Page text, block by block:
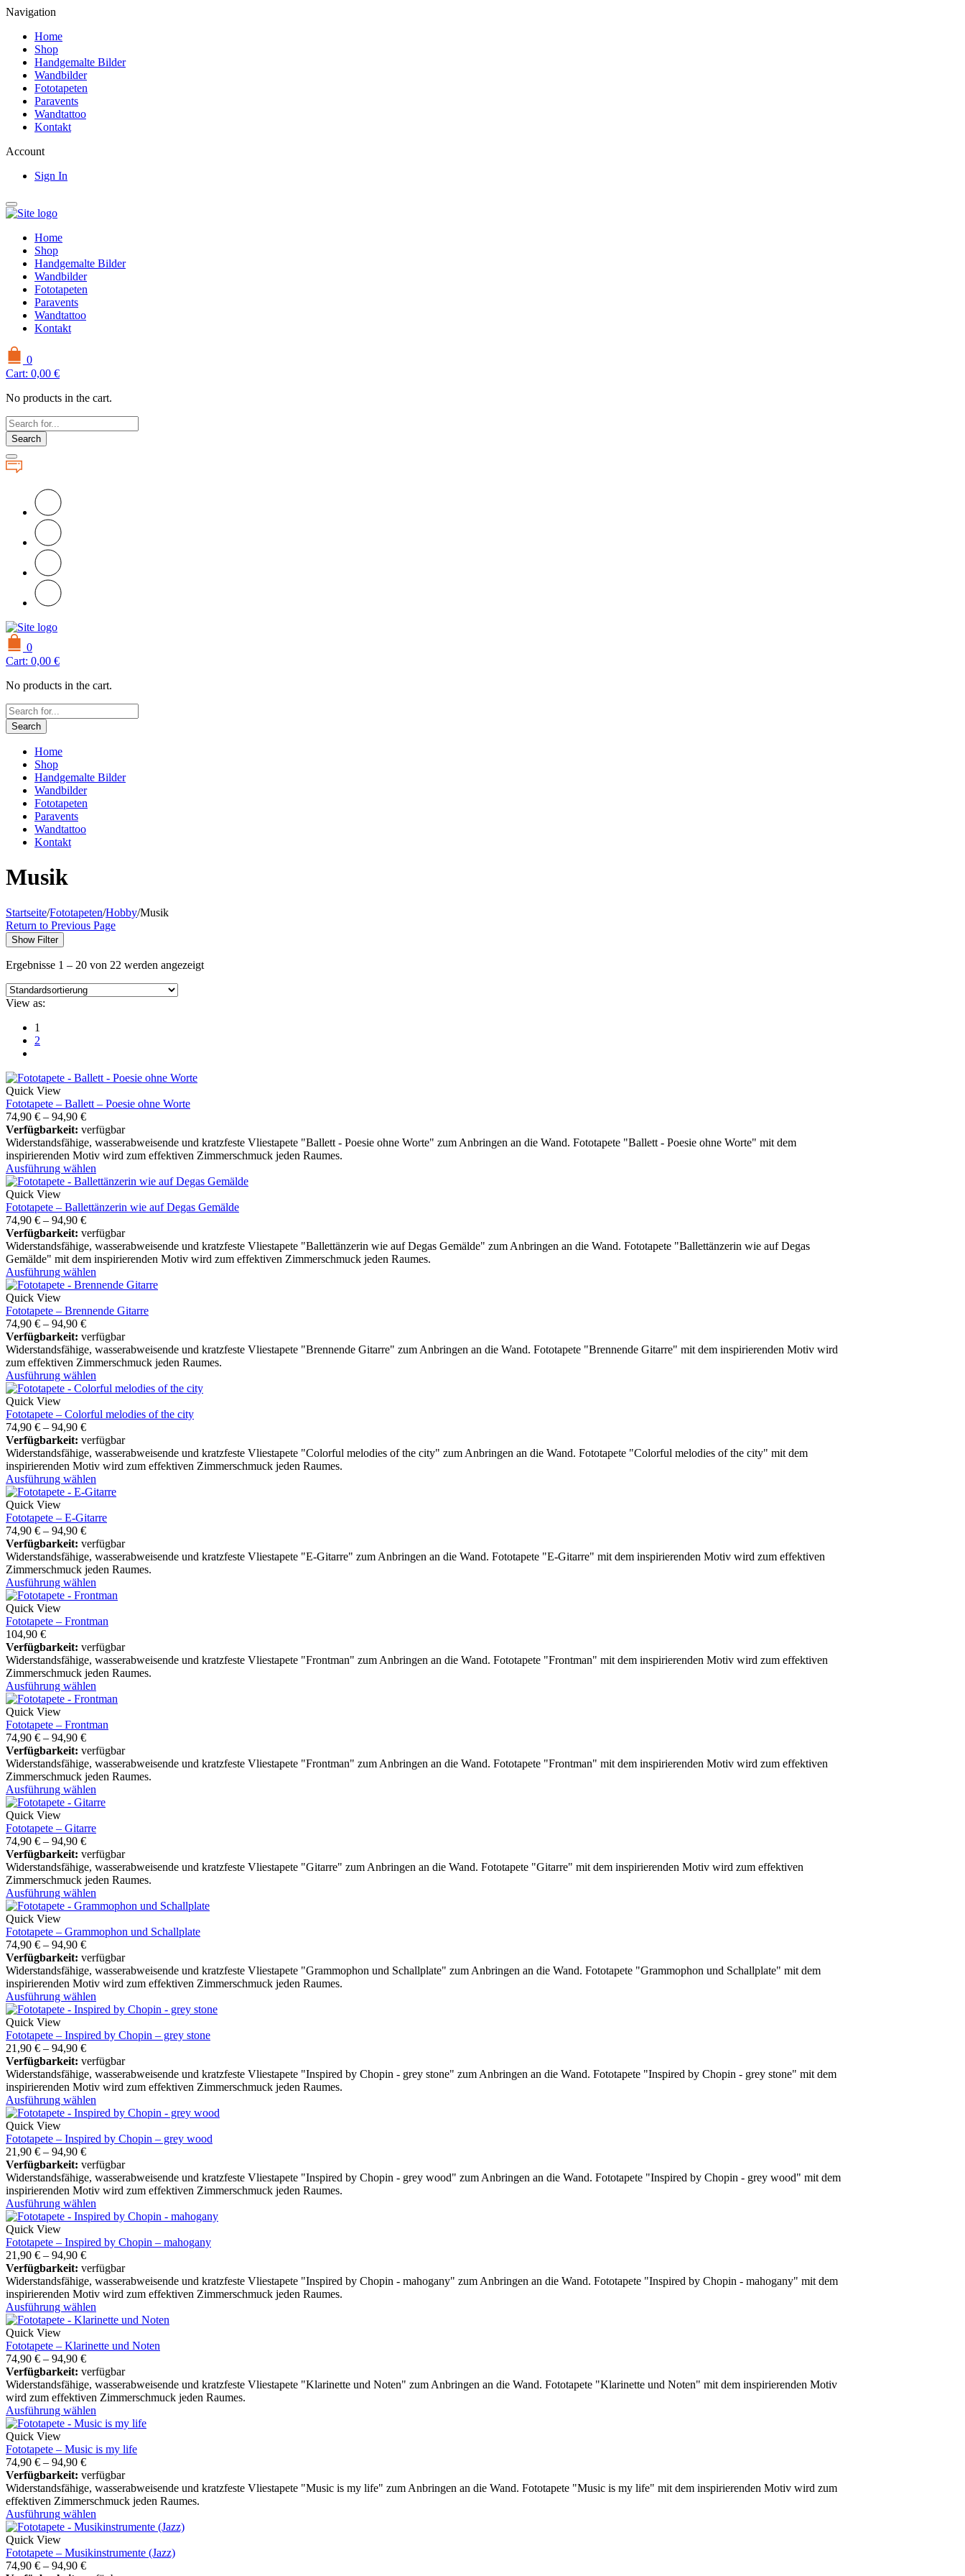
Navigation
Home
Shop
Handgemalte Bilder
Wandbilder
Fototapeten
Paravents
Wandtattoo
Kontakt
Account
Sign In
Home
Shop
Handgemalte Bilder
Wandbilder
Fototapeten
Paravents
Wandtattoo
Kontakt
0
Cart: 0,00 €
No products in the cart.
Search
0
Cart: 0,00 €
No products in the cart.
Search
Home
Shop
Handgemalte Bilder
Wandbilder
Fototapeten
Paravents
Wandtattoo
Kontakt
Musik
Startseite/Fototapeten/Hobby/Musik
Return to Previous Page
Show Filter
Ergebnisse 1 – 20 von 22 werden angezeigt
View as:
1
2
Quick View
Fototapete – Ballett – Poesie ohne Worte
74,90 € – 94,90 €
Verfügbarkeit: verfügbar
Widerstandsfähige, wasserabweisende und kratzfeste Vliestapete "Ballett - Poesie ohne Worte" zum Anbringen an die Wand. Fototapete "Ballett - Poesie ohne Worte" mit dem
inspirierenden Motiv wird zum effektiven Zimmerschmuck jeden Raumes.
Ausführung wählen
Quick View
Fototapete – Ballettänzerin wie auf Degas Gemälde
74,90 € – 94,90 €
Verfügbarkeit: verfügbar
Widerstandsfähige, wasserabweisende und kratzfeste Vliestapete "Ballettänzerin wie auf Degas Gemälde" zum Anbringen an die Wand. Fototapete "Ballettänzerin wie auf Degas
Gemälde" mit dem inspirierenden Motiv wird zum effektiven Zimmerschmuck jeden Raumes.
Ausführung wählen
Quick View
Fototapete – Brennende Gitarre
74,90 € – 94,90 €
Verfügbarkeit: verfügbar
Widerstandsfähige, wasserabweisende und kratzfeste Vliestapete "Brennende Gitarre" zum Anbringen an die Wand. Fototapete "Brennende Gitarre" mit dem inspirierenden Motiv wird
zum effektiven Zimmerschmuck jeden Raumes.
Ausführung wählen
Quick View
Fototapete – Colorful melodies of the city
74,90 € – 94,90 €
Verfügbarkeit: verfügbar
Widerstandsfähige, wasserabweisende und kratzfeste Vliestapete "Colorful melodies of the city" zum Anbringen an die Wand. Fototapete "Colorful melodies of the city" mit dem
inspirierenden Motiv wird zum effektiven Zimmerschmuck jeden Raumes.
Ausführung wählen
Quick View
Fototapete – E-Gitarre
74,90 € – 94,90 €
Verfügbarkeit: verfügbar
Widerstandsfähige, wasserabweisende und kratzfeste Vliestapete "E-Gitarre" zum Anbringen an die Wand. Fototapete "E-Gitarre" mit dem inspirierenden Motiv wird zum effektiven
Zimmerschmuck jeden Raumes.
Ausführung wählen
Quick View
Fototapete – Frontman
104,90 €
Verfügbarkeit: verfügbar
Widerstandsfähige, wasserabweisende und kratzfeste Vliestapete "Frontman" zum Anbringen an die Wand. Fototapete "Frontman" mit dem inspirierenden Motiv wird zum effektiven
Zimmerschmuck jeden Raumes.
Ausführung wählen
Quick View
Fototapete – Frontman
74,90 € – 94,90 €
Verfügbarkeit: verfügbar
Widerstandsfähige, wasserabweisende und kratzfeste Vliestapete "Frontman" zum Anbringen an die Wand. Fototapete "Frontman" mit dem inspirierenden Motiv wird zum effektiven
Zimmerschmuck jeden Raumes.
Ausführung wählen
Quick View
Fototapete – Gitarre
74,90 € – 94,90 €
Verfügbarkeit: verfügbar
Widerstandsfähige, wasserabweisende und kratzfeste Vliestapete "Gitarre" zum Anbringen an die Wand. Fototapete "Gitarre" mit dem inspirierenden Motiv wird zum effektiven
Zimmerschmuck jeden Raumes.
Ausführung wählen
Quick View
Fototapete – Grammophon und Schallplate
74,90 € – 94,90 €
Verfügbarkeit: verfügbar
Widerstandsfähige, wasserabweisende und kratzfeste Vliestapete "Grammophon und Schallplate" zum Anbringen an die Wand. Fototapete "Grammophon und Schallplate" mit dem
inspirierenden Motiv wird zum effektiven Zimmerschmuck jeden Raumes.
Ausführung wählen
Quick View
Fototapete – Inspired by Chopin – grey stone
21,90 € – 94,90 €
Verfügbarkeit: verfügbar
Widerstandsfähige, wasserabweisende und kratzfeste Vliestapete "Inspired by Chopin - grey stone" zum Anbringen an die Wand. Fototapete "Inspired by Chopin - grey stone" mit dem
inspirierenden Motiv wird zum effektiven Zimmerschmuck jeden Raumes.
Ausführung wählen
Quick View
Fototapete – Inspired by Chopin – grey wood
21,90 € – 94,90 €
Verfügbarkeit: verfügbar
Widerstandsfähige, wasserabweisende und kratzfeste Vliestapete "Inspired by Chopin - grey wood" zum Anbringen an die Wand. Fototapete "Inspired by Chopin - grey wood" mit dem
inspirierenden Motiv wird zum effektiven Zimmerschmuck jeden Raumes.
Ausführung wählen
Quick View
Fototapete – Inspired by Chopin – mahogany
21,90 € – 94,90 €
Verfügbarkeit: verfügbar
Widerstandsfähige, wasserabweisende und kratzfeste Vliestapete "Inspired by Chopin - mahogany" zum Anbringen an die Wand. Fototapete "Inspired by Chopin - mahogany" mit dem
inspirierenden Motiv wird zum effektiven Zimmerschmuck jeden Raumes.
Ausführung wählen
Quick View
Fototapete – Klarinette und Noten
74,90 € – 94,90 €
Verfügbarkeit: verfügbar
Widerstandsfähige, wasserabweisende und kratzfeste Vliestapete "Klarinette und Noten" zum Anbringen an die Wand. Fototapete "Klarinette und Noten" mit dem inspirierenden Motiv
wird zum effektiven Zimmerschmuck jeden Raumes.
Ausführung wählen
Quick View
Fototapete – Music is my life
74,90 € – 94,90 €
Verfügbarkeit: verfügbar
Widerstandsfähige, wasserabweisende und kratzfeste Vliestapete "Music is my life" zum Anbringen an die Wand. Fototapete "Music is my life" mit dem inspirierenden Motiv wird zum
effektiven Zimmerschmuck jeden Raumes.
Ausführung wählen
Quick View
Fototapete – Musikinstrumente (Jazz)
74,90 € – 94,90 €